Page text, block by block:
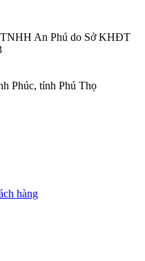
An Phú do Sở KHĐT
Phúc, tỉnh Phú Thọ
hàng